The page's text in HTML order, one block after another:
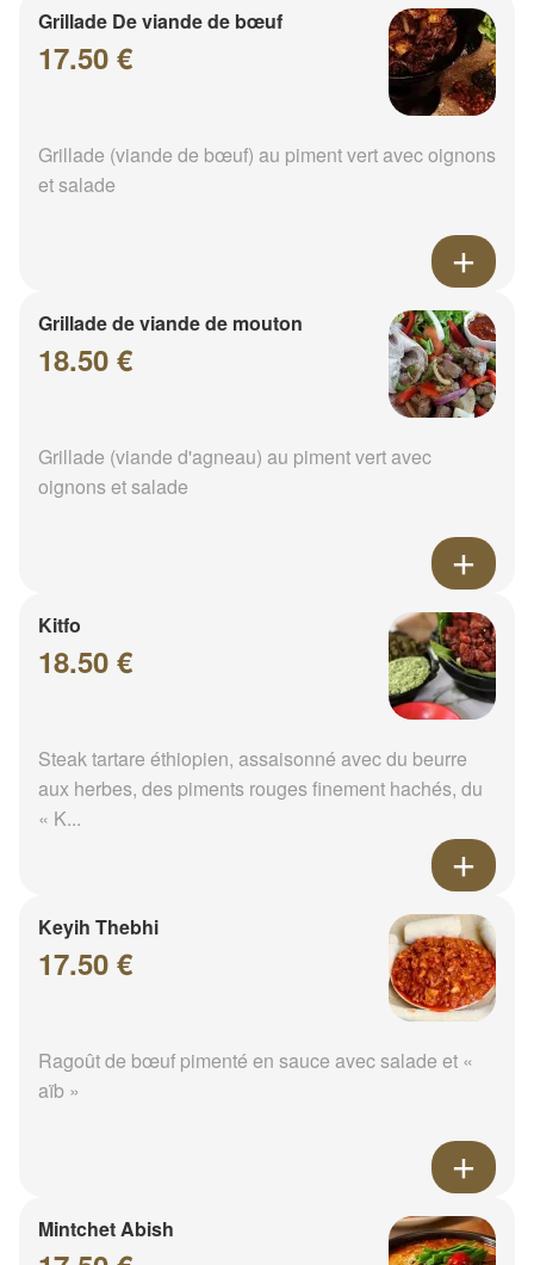
Grillade De viande de bœuf
17.50 €
Grillade (viande de bœuf) au piment vert avec oignons
et salade
Grillade de viande de mouton
18.50 €
Grillade (viande d'agneau) au piment vert avec
oignons et salade
Kitfo
18.50 €
Steak tartare éthiopien, assaisonné avec du beurre
aux herbes, des piments rouges finement hachés, du
« K...
Keyih Thebhi
17.50 €
Ragoût de bœuf pimenté en sauce avec salade et «
aïb »
Mintchet Abish